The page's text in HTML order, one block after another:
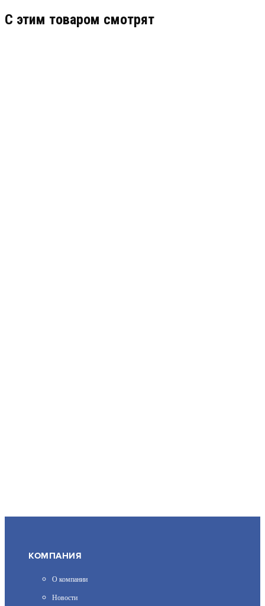
C этим товаром смотрят
ПРОФЕССИОНАЛЬНАЯ ВИДЕОКАМЕРА
КОМПАНИЯ
О компании
Новости